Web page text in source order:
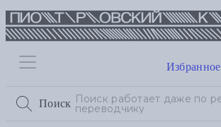
Поиск
Избранное